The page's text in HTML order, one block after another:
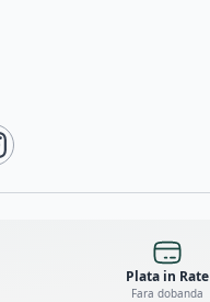
Plata in Rate
Fara dobanda